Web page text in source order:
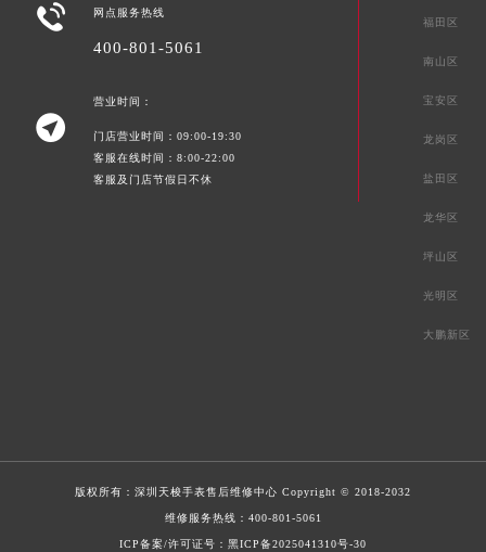
 网点服务热线
400-801-5061

营业时间：
门店营业时间：09:00-19:30
客服在线时间：8:00-22:00
客服及门店节假日不休
福田区
南山区
宝安区
龙岗区
盐田区
龙华区
坪山区
光明区
大鹏新区
版权所有： 深圳天梭手表售后维修中心 Copyright © 2018-2032
维修服务热线： 400-801-5061
ICP备案/许可证号：黑ICP备2025041310号-30